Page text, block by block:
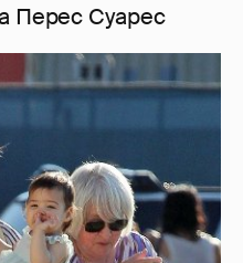
Перес Суарес